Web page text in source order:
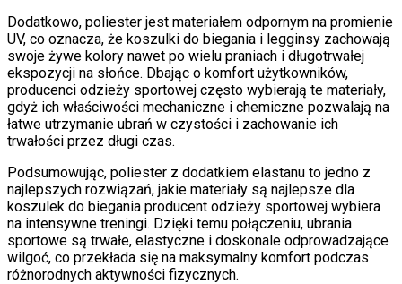
Dodatkowo, poliester jest materiałem odpornym na promienie
UV, co oznacza, że koszulki do biegania i legginsy zachowają
swoje żywe kolory nawet po wielu praniach i długotrwałej
ekspozycji na słońce. Dbając o komfort użytkowników,
producenci odzieży sportowej często wybierają te materiały,
gdyż ich właściwości mechaniczne i chemiczne pozwalają na
łatwe utrzymanie ubrań w czystości i zachowanie ich
trwałości przez długi czas.
Podsumowując, poliester z dodatkiem elastanu to jedno z
najlepszych rozwiązań, jakie materiały są najlepsze dla
koszulek do biegania producent odzieży sportowej wybiera
na intensywne treningi. Dzięki temu połączeniu, ubrania
sportowe są trwałe, elastyczne i doskonale odprowadzające
wilgoć, co przekłada się na maksymalny komfort podczas
różnorodnych aktywności fizycznych.